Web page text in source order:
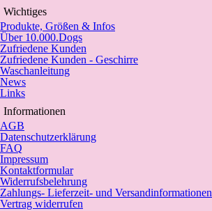
Wichtiges
Produkte, Größen & Infos
Über 10.000.Dogs
Zufriedene Kunden
Zufriedene Kunden - Geschirre
Waschanleitung
News
Links
Informationen
AGB
Datenschutzerklärung
FAQ
Impressum
Kontaktformular
Widerrufsbelehrung
Zahlungs- Lieferzeit- und Versandinformationen
Vertrag widerrufen